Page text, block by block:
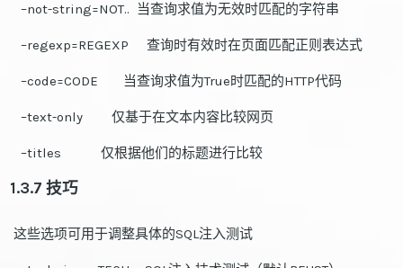
–not-string=NOT.. 当查询求值为无效时匹配的字符串
–regexp=REGEXP 查询时有效时在页面匹配正则表达式
–code=CODE 当查询求值为True时匹配的HTTP代码
–text-only 仅基于在文本内容比较网页
–titles 仅根据他们的标题进行比较
1.3.7 技巧
这些选项可用于调整具体的SQL注入测试